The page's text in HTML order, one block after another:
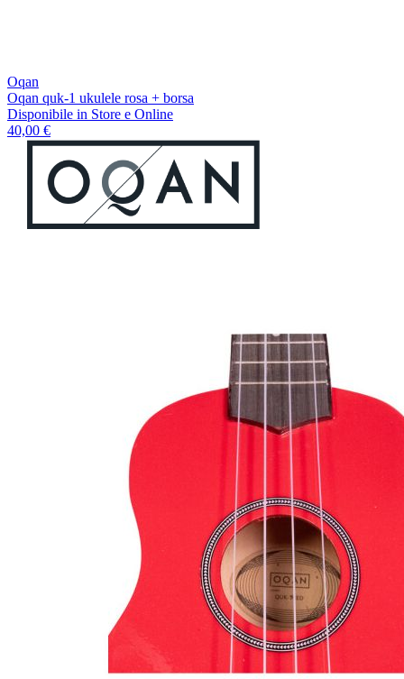
Oqan
Oqan quk-1 ukulele rosa + borsa
Disponibile in Store e Online
40,00 €